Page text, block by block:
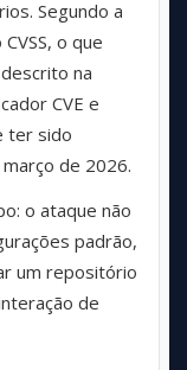
Segundo a
o que
na
CVE e
ter sido
de 2026.
o ataque não
padrão,
um repositório
de